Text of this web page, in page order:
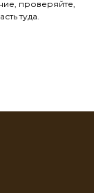
проверяйте,
туда.